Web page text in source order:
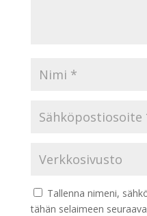
Tallenna nimeni,
tähän selaimeen